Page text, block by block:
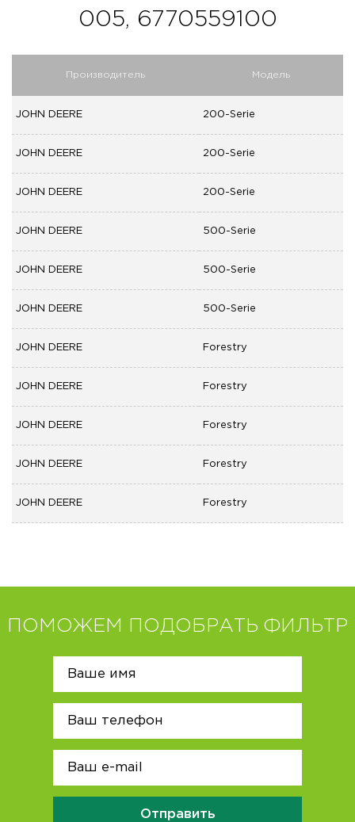
005, 6770559100
Производитель Модель
JOHN DEERE 200-Serie
JOHN DEERE 200-Serie
JOHN DEERE 200-Serie
JOHN DEERE 500-Serie
JOHN DEERE 500-Serie
JOHN DEERE 500-Serie
JOHN DEERE Forestry
JOHN DEERE Forestry
JOHN DEERE Forestry
JOHN DEERE Forestry
JOHN DEERE Forestry
ПОМОЖЕМ ПОДОБРАТЬ ФИЛЬТР
Отправить